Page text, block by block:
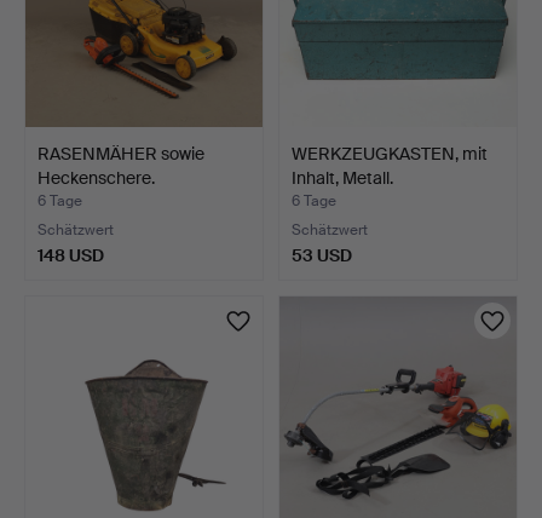
RASENMÄHER sowie
Heckenschere.
6 Tage
Schätzwert
148 USD
WERKZEUGKASTEN, mit
Inhalt, Metall.
6 Tage
Schätzwert
53 USD